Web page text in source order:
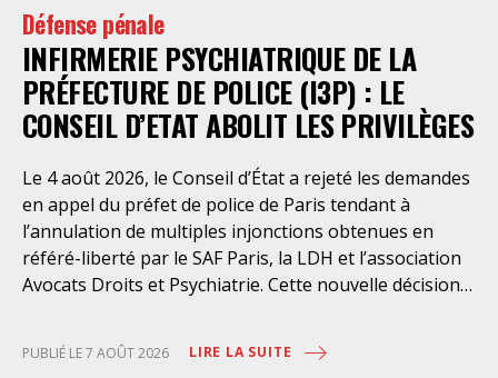
Défense pénale
INFIRMERIE PSYCHIATRIQUE DE LA
PRÉFECTURE DE POLICE (I3P) : LE
CONSEIL D’ETAT ABOLIT LES PRIVILÈGES
Le 4 août 2026, le Conseil d’État a rejeté les demandes
en appel du préfet de police de Paris tendant à
l’annulation de multiples injonctions obtenues en
référé-liberté par le SAF Paris, la LDH et l’association
Avocats Droits et Psychiatrie. Cette nouvelle décision
personnes retenues à l’infirmerie psychiatrique de la
préfecture de police de Paris. Près d’ici mais loin des
PUBLIÉ LE 7 AOÛT 2026 LIRE LA SUITE